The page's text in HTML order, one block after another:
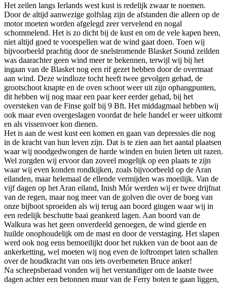
Het zeilen langs Ierlands west kust is redelijk zwaar te noemen.
Door de altijd aanwezige golfslag zijn de afstanden die alleen op de
motor moeten worden afgelegd zeer vervelend en nogal
schommelend. Het is zo dicht bij de kust en om de vele kapen heen,
niet altijd goed te voorspellen wat de wind gaat doen. Toen wij
bijvoorbeeld prachtig door de snelstromende Blasket Sound zeilden
was daarachter geen wind meer te bekennen, terwijl wij bij het
ingaan van de Blasket nog een rif gezet hebben door de overmaat
aan wind. Deze windloze tocht heeft twee gevolgen gehad, de
grootschoot knapte en de oven schoot weer uit zijn ophangpunten,
dit hebben wij nog maar een paar keer eerder gehad, bij het
oversteken van de Finse golf bij 9 Bft. Het middagmaal hebben wij
ook maar even overgeslagen voordat de hele handel er weer uitkomt
en als vissenvoer kon dienen.
Het is aan de west kust een komen en gaan van depressies die nog
in de kracht van hun leven zijn. Dat is te zien aan het aantal plaatsen
waar wij noodgedwongen de harde winden en buien lieten uit razen.
Wel zorgden wij ervoor dan zoveel mogelijk op een plaats te zijn
waar wij even konden rondkijken, zoals bijvoorbeeld op de Aran
eilanden, maar helemaal de ellende vermijden was moeilijk. Van de
vijf dagen op het Aran eiland, Inish Mór werden wij er twee drijfnat
van de regen, maar nog meer van de golven die over de boeg van
onze bijboot sproeiden als wij terug aan boord gingen waar wij in
een redelijk beschutte baai geankerd lagen. Aan boord van de
Walkura was het geen onverdeeld genoegen, de wind gierde en
huilde onophoudelijk om de mast en door de verstaging. Het slapen
werd ook nog eens bemoeilijkt door het rukken van de boot aan de
ankerketting, wel moeten wij nog even de loftrompet laten schallen
over de houdkracht van ons iets overbemeten Bruce anker!
Na scheepsberaad vonden wij het verstandiger om de laatste twee
dagen achter een betonnen muur van de Ferry boten te gaan liggen,